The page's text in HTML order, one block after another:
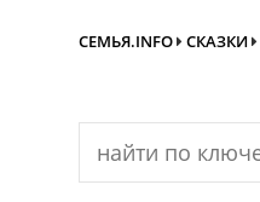
СЕМЬЯ.INFO СКАЗКИ
Search